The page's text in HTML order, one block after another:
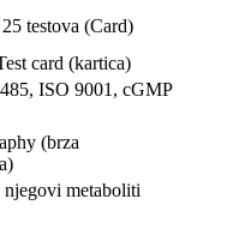
testova (Card)
card (kartica)
ISO 9001, cGMP
(brza
metaboliti